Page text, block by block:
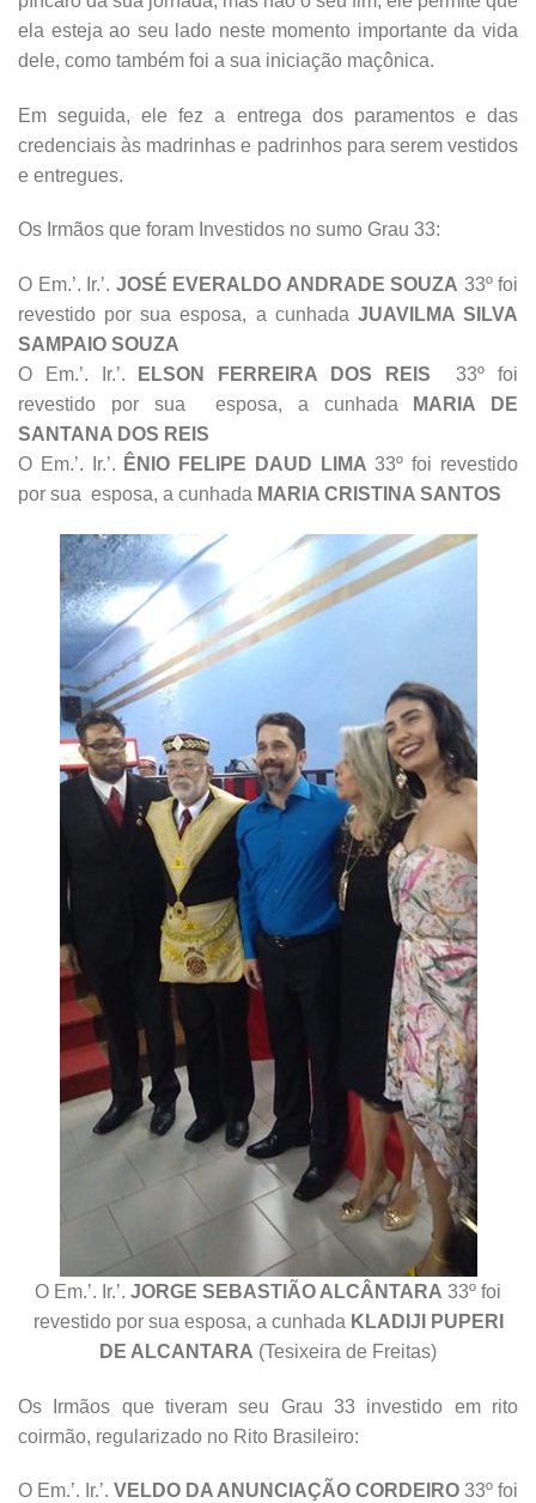
ela esteja ao seu lado neste momento importante da vida
dele, como também foi a sua iniciação maçônica.
Em seguida, ele fez a entrega dos paramentos e das
credenciais às madrinhas e padrinhos para serem vestidos
e entregues.
Os Irmãos que foram Investidos no sumo Grau 33:
O Em.’. Ir.’. JOSÉ EVERALDO ANDRADE SOUZA 33º foi
revestido por sua esposa, a cunhada JUAVILMA SILVA
SAMPAIO SOUZA
O Em.’. Ir.’.
ELSON FERREIRA DOS REIS
33º foi
revestido por sua esposa, a cunhada
MARIA DE
SANTANA DOS REIS
O Em.’. Ir.’. ÊNIO FELIPE DAUD LIMA 33º foi revestido
por sua esposa, a cunhada MARIA CRISTINA SANTOS
O Em.’. Ir.’. JORGE SEBASTIÃO ALCÂNTARA 33º foi
revestido por sua esposa, a cunhada KLADIJI PUPERI
DE ALCANTARA (Tesixeira de Freitas)
Os Irmãos que tiveram seu Grau 33 investido em rito
coirmão, regularizado no Rito Brasileiro:
O Em.’. Ir.’. VELDO DA ANUNCIAÇÃO CORDEIRO 33º foi